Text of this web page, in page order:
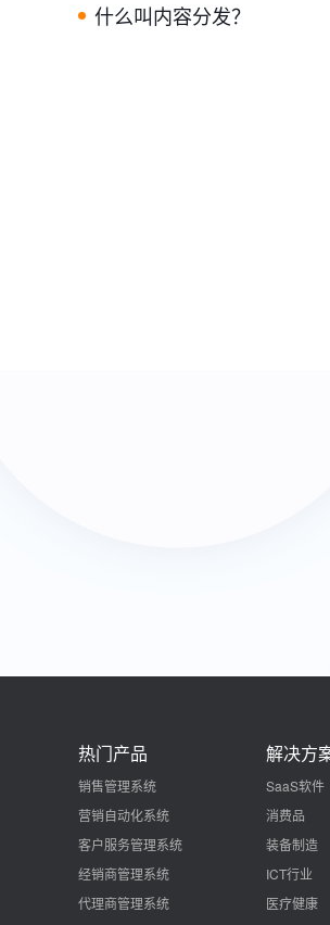
什么叫内容分发？
热门产品
销售管理系统
营销自动化系统
客户服务管理系统
经销商管理系统
代理商管理系统
解决方
SaaS软件
消费品
装备制造
ICT行业
医疗健康